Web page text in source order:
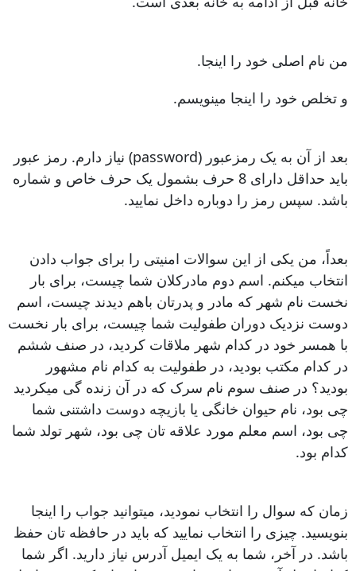
من نام اصلی خود را اینجا.
و تخلص خود را اینجا مینویسم.
بعد از آن به یک رمزعبور (password) نیاز دارم. رمز عبور
باید حداقل دارای 8 حرف بشمول یک حرف خاص و شماره
باشد. سپس رمز را دوباره داخل نمایید.
بعداً، من یکی از این سوالات امنیتی را برای جواب دادن
انتخاب میکنم. اسم دوم مادرکلان شما چیست، برای بار
نخست نام شهر که مادر و پدرتان باهم دیدند چیست، اسم
دوست نزدیک دوران طفولیت شما چیست، برای بار نخست
با همسر خود در کدام شهر ملاقات کردید، در صنف ششم
در کدام مکتب بودید، در طفولیت به کدام نام مشهور
بودید؟ در صنف سوم نام سرک که در آن زنده گی میکردید
چی بود، نام حیوان خانگی یا بازیچه دوست داشتنی شما
چی بود، اسم معلم مورد علاقه تان چی بود، شهر تولد شما
کدام بود.
زمان که سوال را انتخاب نمودید، میتوانید جواب را اینجا
بنویسید. چیزی را انتخاب نمایید که باید در حافظه تان حفظ
باشد. در آخر، شما به یک ایمیل آدرس نیاز دارید. اگر شما